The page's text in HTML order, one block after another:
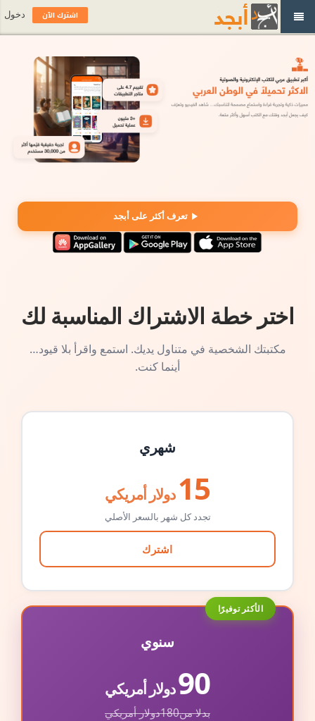
تعرف أكثر على أبجد
اختر خطة الاشتراك المناسبة لك
مكتبتك الشخصية في متناول يديك. استمع واقرأ بلا قيود…
أينما كنت.
شهري
15 دولار أمريكي
تجدد كل شهر بالسعر الأصلي
اشترك
الأكثر توفيرًا
سنوي
90دولار أمريكي
بدلا من180دولار أمريكي
اشترك الآن دخول